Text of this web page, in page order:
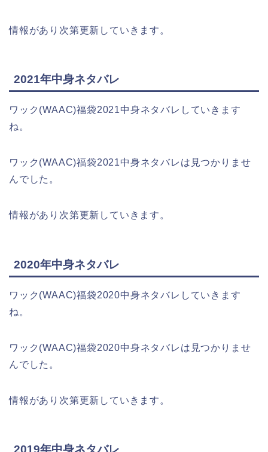
情報があり次第更新していきます。
2021年中身ネタバレ
ワック(WAAC)福袋2021中身ネタバレしていきます
ね。
ワック(WAAC)福袋2021中身ネタバレは見つかりませ
んでした。
情報があり次第更新していきます。
2020年中身ネタバレ
ワック(WAAC)福袋2020中身ネタバレしていきます
ね。
ワック(WAAC)福袋2020中身ネタバレは見つかりませ
んでした。
情報があり次第更新していきます。
2019年中身ネタバレ